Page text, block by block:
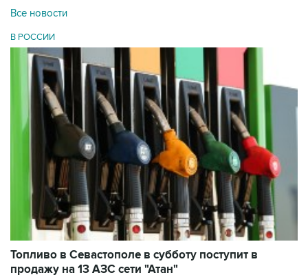
Все новости
В РОССИИ
Топливо в Севастополе в субботу поступит в
продажу на 13 АЗС сети "Атан"